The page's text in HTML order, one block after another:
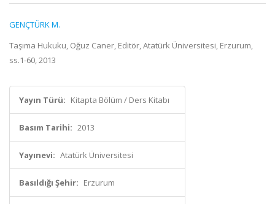
GENÇTÜRK M.
Taşıma Hukuku, Oğuz Caner, Editör, Atatürk Üniversitesi, Erzurum,
ss.1-60, 2013
Yayın Türü: Kitapta Bölüm / Ders Kitabı
Basım Tarihi: 2013
Yayınevi: Atatürk Üniversitesi
Basıldığı Şehir: Erzurum